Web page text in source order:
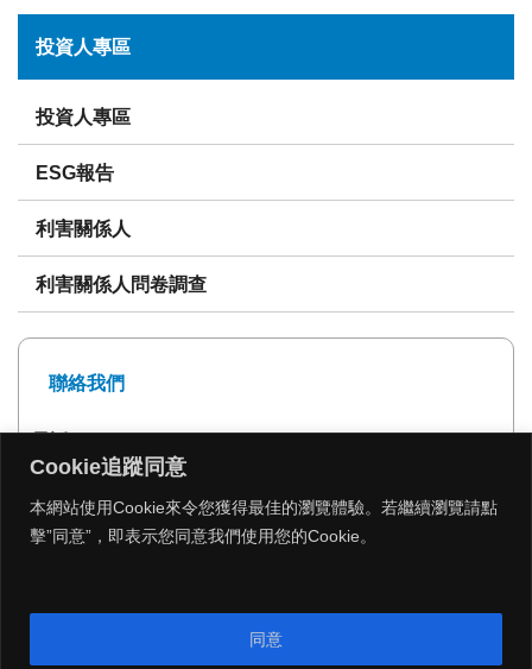
Cookie追蹤同意
本網站使用Cookie來令您獲得最佳的瀏覽體驗。若繼續瀏覽請點
擊”同意”，即表示您同意我們使用您的Cookie。
同意
投資人專區
投資人專區
ESG報告
利害關係人
利害關係人問卷調查
聯絡我們
電話: 02-27239999
傳真: 02-27293399
MENU